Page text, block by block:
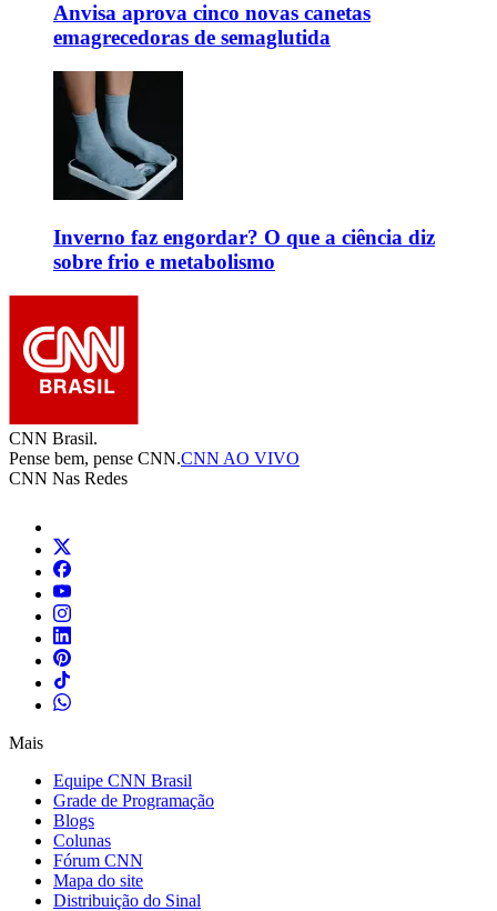
Anvisa aprova cinco novas canetas
emagrecedoras de semaglutida
Inverno faz engordar? O que a ciência diz
sobre frio e metabolismo
CNN Brasil.
Pense bem, pense CNN.CNN AO VIVO
CNN Nas Redes
Mais
Equipe CNN Brasil
Grade de Programação
Blogs
Colunas
Fórum CNN
Mapa do site
Distribuição do Sinal